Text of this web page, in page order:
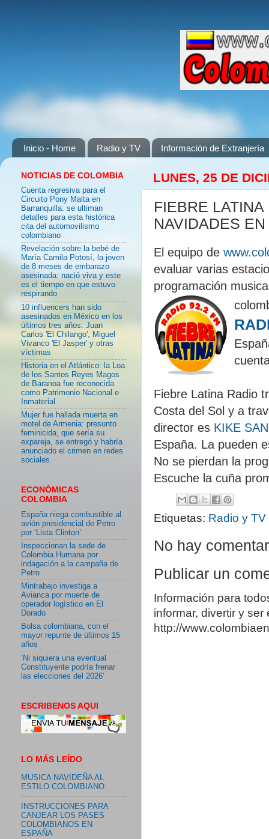
Inicio - Home Radio y TV Información de Extranjería
LUNES, 25 DE
FIEBRE
NAVIDADES
El equipo de
evaluar varias
programación
Fiebre Latina Radio
Costa del Sol y a
director es KIKE
España. La pueden
No se pierdan la
Escuche la cuña
Etiquetas: Radio y TV
No hay
Publicar un
Información para
informar, divertir y
http://
NOTICIAS DE COLOMBIA
Cuenta regresiva para el
Circuito Pony Malta en
Barranquilla: se ultiman
detalles para esta histórica
cita del automovilismo
colombiano
Revelación sobre la bebé de
María Camila Potosí, la joven
de 8 meses de embarazo
asesinada: nació viva y este
es el tiempo en que estuvo
respirando
10 influencers han sido
asesinados en México en los
últimos tres años: Juan
Carlos 'El Chilango', Miguel
Vivanco 'El Jasper' y otras
víctimas
Historia en el Atlántico: la Loa
de los Santos Reyes Magos
de Baranoa fue reconocida
como Patrimonio Nacional e
Inmaterial
Mujer fue hallada muerta en
motel de Armenia: presunto
feminicida, que sería su
expareja, se entregó y habría
anunciado el crimen en redes
sociales
ECONÓMICAS
COLOMBIA
España niega combustible al
avión presidencial de Petro
por ‘Lista Clinton’
Inspeccionan la sede de
Colombia Humana por
indagación a la campaña de
Petro
Mintrabajo investiga a
Avianca por muerte de
operador logístico en El
Dorado
Bolsa colombiana, con el
mayor repunte de últimos 15
años
‘Ni siquiera una eventual
Constituyente podría frenar
las elecciones del 2026’
ESCRIBENOS AQUI
LO MÁS LEÍDO
MUSICA NAVIDEÑA AL
ESTILO COLOMBIANO
INSTRUCCIONES PARA
CANJEAR LOS PASES
COLOMBIANOS EN
ESPAÑA